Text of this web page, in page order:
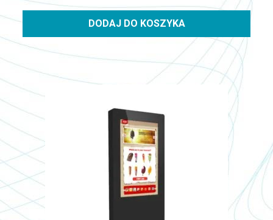
DODAJ DO KOSZYKA
Ten produkt ma wiele wariantów. Opcje można wybrać na